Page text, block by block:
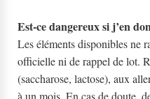
Est-ce dangereux si j’en
Les éléments disponibles ne
officielle ni de rappel de lot.
(saccharose, lactose), aux
à un mois. En cas de doute,